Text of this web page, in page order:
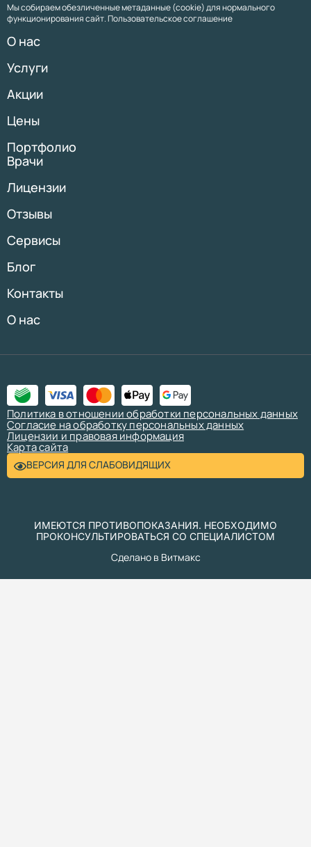
Мы собираем обезличенные метаданные (cookie) для нормального
функционирования сайт. Пользовательское соглашение
О нас
Услуги
Акции
Цены
Портфолио
Врачи
Лицензии
Отзывы
Сервисы
Блог
Контакты
О нас
ВЕРСИЯ ДЛЯ СЛАБОВИДЯЩИХ
Политика в отношении обработки персональных данных
Согласие на обработку персональных данных
Лицензии и правовая информация
Карта сайта
ИМЕЮТСЯ ПРОТИВОПОКАЗАНИЯ. НЕОБХОДИМО
ПРОКОНСУЛЬТИРОВАТЬСЯ СО СПЕЦИАЛИСТОМ
Сделано в Витмакс